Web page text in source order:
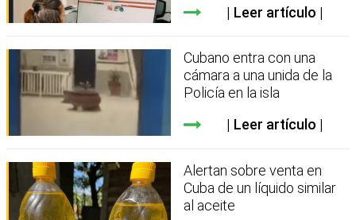
Leer artículo
Cubano entra con una
cámara a una unida de la
Policía en la isla
Leer artículo
Alertan sobre venta en
Cuba de un líquido similar
al aceite